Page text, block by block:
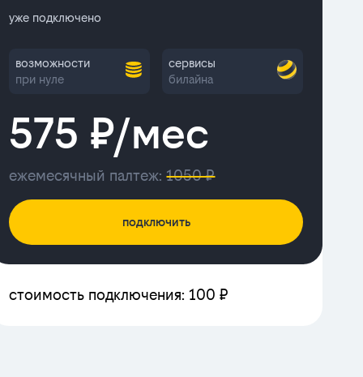
уже подключено
возможности
при нуле
сервисы
билайна
575 ₽/мес
ежемесячный палтеж:1050 ₽
подключить
стоимость подключения: 100 ₽